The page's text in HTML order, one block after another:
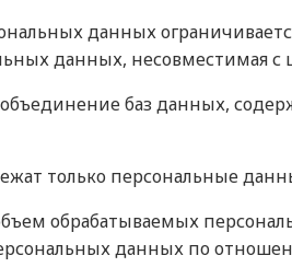
данных
данных, несовместимая
объединение баз данных,
только персональные
обрабатываемых
данных по